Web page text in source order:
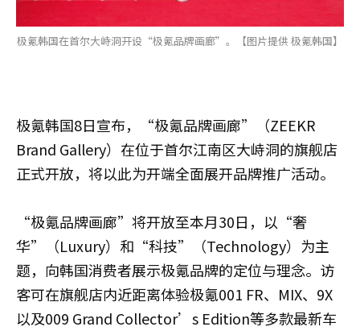
极氪韩国在首尔大峙洞开设“极氪品牌画廊”。【图片提供 极氪韩国】
极氪韩国8日宣布，“极氪品牌画廊”（ZEEKR
Brand Gallery）在位于首尔江南区大峙洞的旗舰店
正式开放，将以此为开端全面展开品牌推广活动。
“极氪品牌画廊”将开放至本月30日，以“奢
华”（Luxury）和“科技”（Technology）为主
题，向韩国消费者展示极氪品牌的定位与理念。访
客可在旗舰店内近距离体验极氪001 FR、MIX、9X
以及009 Grand Collector’s Edition等多款最新车